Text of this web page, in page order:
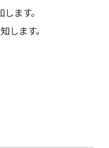
ます。
ます。